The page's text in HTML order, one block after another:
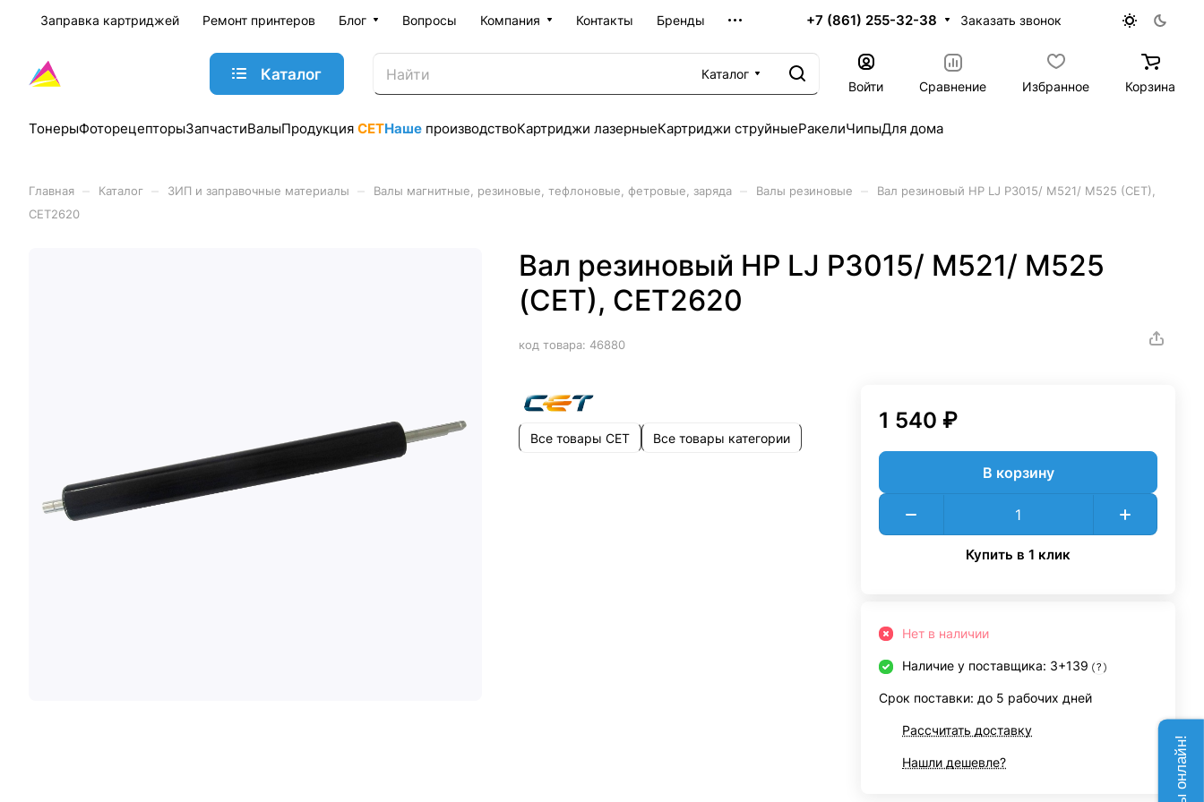
Заправка картриджей Ремонт принтеров Блог Вопросы Компания Контакты Бренды +7 (861) 255-32-38 Заказать звонок
Каталог
Каталог
Войти
Сравнение Избранное Корзина
ТонерыФоторецепторыЗапчастиВалыПродукция CETНаше производствоКартриджи лазерныеКартриджи струйныеРакелиЧипыДля дома
Главная Каталог ЗИП и заправочные материалы Валы магнитные, резиновые, тефлоновые, фетровые, заряда Валы резиновые
Вал резиновый HP LJ P3015/ M521/ M525 (CET),
CET2620
Вал резиновый HP LJ P3015/ M521/ M525
(CET), CET2620
код товара: 46880
Все товары CET Все товары категории
1 540 ₽
В корзину
Купить в 1 клик
Нет в наличии
Наличие у поставщика: 3+139 ?
Срок поставки: до 5 рабочих дней
Рассчитать доставку
Нашли дешевле?